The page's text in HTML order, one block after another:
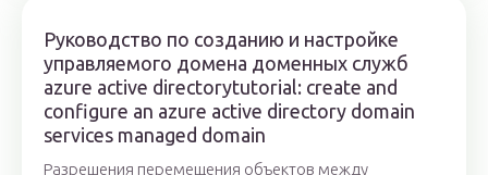
Руководство по созданию и настройке
управляемого домена доменных служб
azure active directorytutorial: create and
configure an azure active directory domain
services managed domain
Разрешения перемещения объектов между